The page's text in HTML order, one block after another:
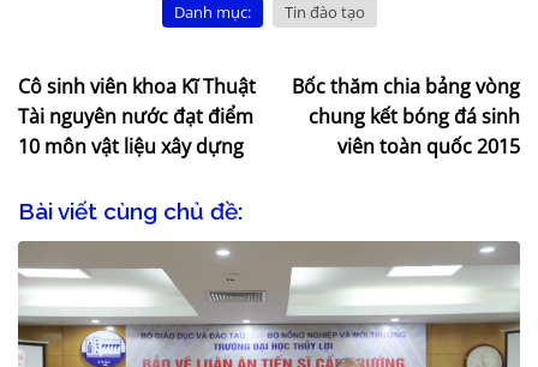
Danh mục: Tin đào tạo
Cô sinh viên khoa Kĩ Thuật
Tài nguyên nước đạt điểm
10 môn vật liệu xây dựng
Bốc thăm chia bảng vòng
chung kết bóng đá sinh
viên toàn quốc 2015
Bài viết cùng chủ đề: